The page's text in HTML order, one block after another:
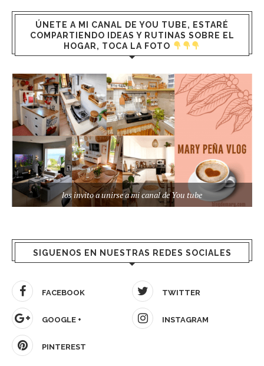
ÚNETE A MI CANAL DE YOU TUBE, ESTARÉ
COMPARTIENDO IDEAS Y RUTINAS SOBRE EL
HOGAR, TOCA LA FOTO
los invito a unirse a mi canal de You tube
SIGUENOS EN NUESTRAS REDES SOCIALES
FACEBOOK TWITTER
GOOGLE + INSTAGRAM
PINTEREST